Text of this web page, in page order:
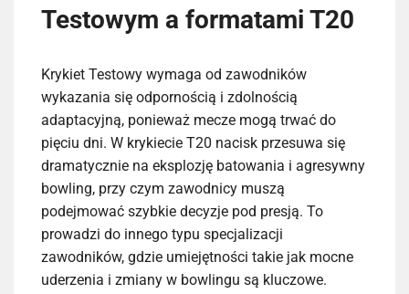
Testowym a formatami T20
Krykiet Testowy wymaga od zawodników
wykazania się odpornością i zdolnością
adaptacyjną, ponieważ mecze mogą trwać do
pięciu dni. W krykiecie T20 nacisk przesuwa się
dramatycznie na eksplozję batowania i agresywny
bowling, przy czym zawodnicy muszą
podejmować szybkie decyzje pod presją. To
prowadzi do innego typu specjalizacji
zawodników, gdzie umiejętności takie jak mocne
uderzenia i zmiany w bowlingu są kluczowe.